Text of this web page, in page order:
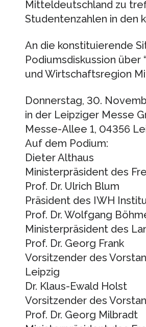
Mitteldeutschland zu
Studentenzahlen in den
An die konstituierende
Podiumsdiskussion über
und Wirtschaftsregion
Donnerstag, 30.
in der Leipziger Messe
Messe-Allee 1, 04356
Auf dem Podium:
Dieter Althaus
Ministerpräsident des
Prof. Dr. Ulrich Blum
Präsident des IWH
Prof. Dr. Wolfgang
Ministerpräsident des
Prof. Dr. Georg Frank
Vorsitzender des
Leipzig
Dr. Klaus-Ewald Holst
Vorsitzender des
Prof. Dr. Georg Milbradt